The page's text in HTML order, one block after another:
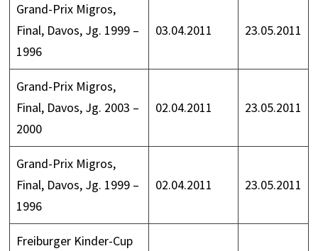
Grand-Prix Migros,
Final, Davos, Jg. 1999 –
1996
03.04.2011 23.05.2011
Grand-Prix Migros,
Final, Davos, Jg. 2003 –
2000
02.04.2011 23.05.2011
Grand-Prix Migros,
Final, Davos, Jg. 1999 –
1996
02.04.2011 23.05.2011
Freiburger Kinder-Cup